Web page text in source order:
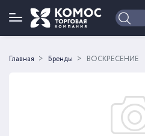
Главная Бренды ВОСКРЕСЕНИЕ